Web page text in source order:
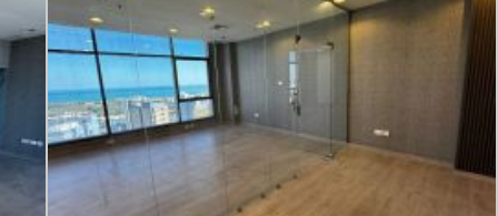
قطر
تركيا